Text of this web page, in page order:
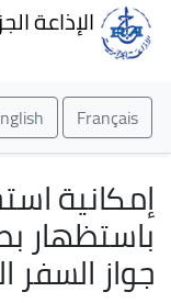
الإذاعة
Français
English
إمكانية
باستظهار
جواز السفر